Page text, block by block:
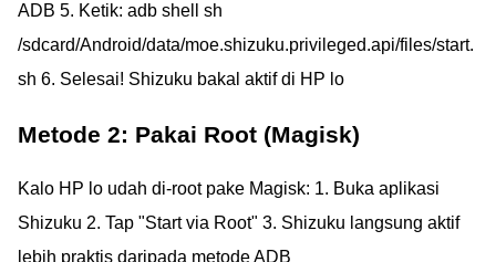
ADB 5. Ketik: adb shell sh
/sdcard/Android/data/moe.shizuku.privileged.api/files/start.
sh 6. Selesai! Shizuku bakal aktif di HP lo
Metode 2: Pakai Root (Magisk)
Kalo HP lo udah di-root pake Magisk: 1. Buka aplikasi
Shizuku 2. Tap "Start via Root" 3. Shizuku langsung aktif
lebih praktis daripada metode ADB